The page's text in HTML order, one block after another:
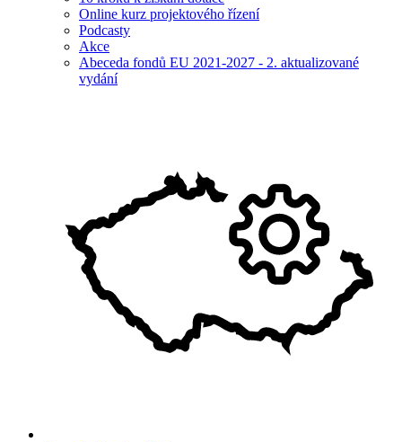
Online kurz projektového řízení
Podcasty
Akce
Abeceda fondů EU 2021-2027 - 2. aktualizované
vydání